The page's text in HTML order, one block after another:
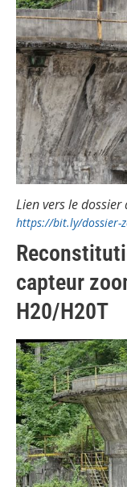
Lien vers le
https://bit.ly/dossier-
capteur
H20/H20T